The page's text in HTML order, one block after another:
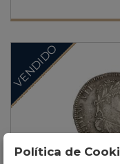
VENDIDO
Política de